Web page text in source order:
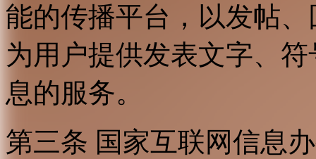
能的传播平台，以发帖
为用户提供发表文字、
息的服务。
第三条 国家互联网信息